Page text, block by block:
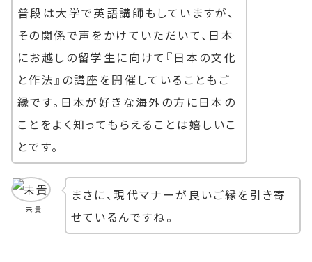
普段は大学で英語講師もしていますが、
その関係で声をかけていただいて、日本
にお越しの留学生に向けて『日本の文化
と作法』の講座を開催していることもご
縁です。日本が好きな海外の方に日本の
ことをよく知ってもらえることは嬉しいこ
とです。
未貴
まさに、現代マナーが良いご縁を引き寄
せているんですね。